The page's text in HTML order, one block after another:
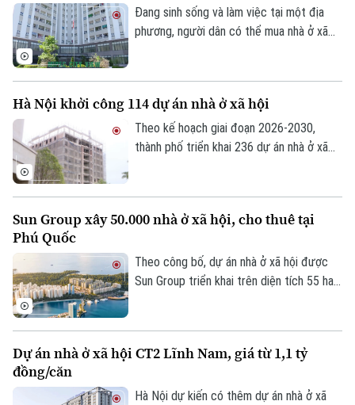
Theo dõi Hà Nội On
Đang sinh sống và làm việc tại một địa
phương, người dân có thể mua nhà ở xã
Hà Nội khởi công 114 dự án nhà ở xã hội
Theo kế hoạch giai đoạn 2026-2030,
thành phố triển khai 236 dự án nhà ở xã
290.500 tỷ đồng.
Sun Group xây 50.000 nhà ở xã hội, cho thuê tại
Phú Quốc
Theo công bố, dự án nhà ở xã hội được
Sun Group triển khai trên diện tích 55 ha
Dự án nhà ở xã hội CT2 Lĩnh Nam, giá từ 1,1 tỷ
đồng/căn
Hà Nội dự kiến có thêm dự án nhà ở xã